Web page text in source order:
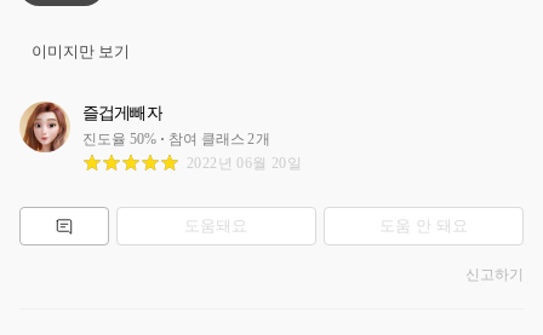
이미지만 보기
즐겁게빼자
진도율 50% 참여 클래스 2개
2022년 06월 20일
도움돼요 도움 안 돼요
신고하기